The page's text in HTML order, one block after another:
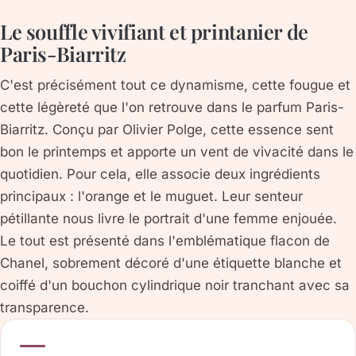
Le souffle vivifiant et printanier de
Paris-Biarritz
C'est précisément tout ce dynamisme, cette fougue et
cette légèreté que l'on retrouve dans le parfum Paris-
Biarritz. Conçu par Olivier Polge, cette essence sent
bon le printemps et apporte un vent de vivacité dans le
quotidien. Pour cela, elle associe deux ingrédients
principaux : l'orange et le muguet. Leur senteur
pétillante nous livre le portrait d'une femme enjouée.
Le tout est présenté dans l'emblématique flacon de
Chanel, sobrement décoré d'une étiquette blanche et
coiffé d'un bouchon cylindrique noir tranchant avec sa
transparence.